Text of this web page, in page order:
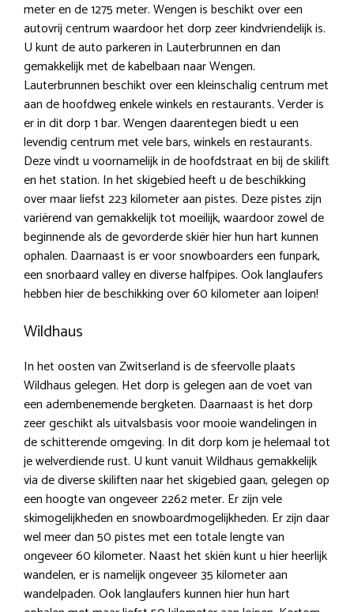
meter en de 1275 meter. Wengen is beschikt over een
autovrij centrum waardoor het dorp zeer kindvriendelijk is.
U kunt de auto parkeren in Lauterbrunnen en dan
gemakkelijk met de kabelbaan naar Wengen.
Lauterbrunnen beschikt over een kleinschalig centrum met
aan de hoofdweg enkele winkels en restaurants. Verder is
er in dit dorp 1 bar. Wengen daarentegen biedt u een
levendig centrum met vele bars, winkels en restaurants.
Deze vindt u voornamelijk in de hoofdstraat en bij de skilift
en het station. In het skigebied heeft u de beschikking
over maar liefst 223 kilometer aan pistes. Deze pistes zijn
variërend van gemakkelijk tot moeilijk, waardoor zowel de
beginnende als de gevorderde skiër hier hun hart kunnen
ophalen. Daarnaast is er voor snowboarders een funpark,
een snorbaard valley en diverse halfpipes. Ook langlaufers
hebben hier de beschikking over 60 kilometer aan loipen!
Wildhaus
In het oosten van Zwitserland is de sfeervolle plaats
Wildhaus gelegen. Het dorp is gelegen aan de voet van
een adembenemende bergketen. Daarnaast is het dorp
zeer geschikt als uitvalsbasis voor mooie wandelingen in
de schitterende omgeving. In dit dorp kom je helemaal tot
je welverdiende rust. U kunt vanuit Wildhaus gemakkelijk
via de diverse skiliften naar het skigebied gaan, gelegen op
een hoogte van ongeveer 2262 meter. Er zijn vele
skimogelijkheden en snowboardmogelijkheden. Er zijn daar
wel meer dan 50 pistes met een totale lengte van
ongeveer 60 kilometer. Naast het skiën kunt u hier heerlijk
wandelen, er is namelijk ongeveer 35 kilometer aan
wandelpaden. Ook langlaufers kunnen hier hun hart